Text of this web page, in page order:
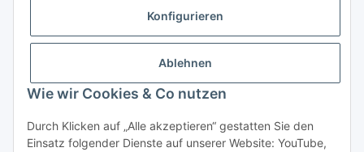
Konfigurieren
Ablehnen
Wie wir Cookies & Co nutzen
Durch Klicken auf „Alle akzeptieren“ gestatten Sie den
Einsatz folgender Dienste auf unserer Website: YouTube,
Vertrag widerrufen